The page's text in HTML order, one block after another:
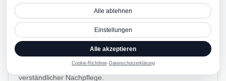
11.04.2024 Microneedling
Microneedling Behandlung bei Visage
Cosmetic
Microneedling Behandlung mit Beratung,
Hautvorbereitung, professioneller Anwendung und
verständlicher Nachpflege.
Alle ablehnen
Einstellungen
Alle akzeptieren
Cookie-Richtlinie· Datenschutzerklärung